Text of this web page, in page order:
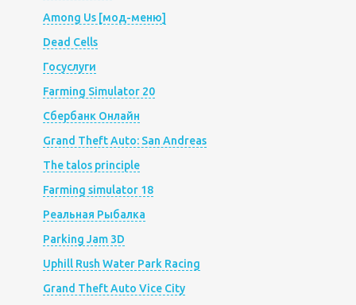
Among Us [мод-меню]
Dead Cells
Госуслуги
Farming Simulator 20
Сбербанк Онлайн
Grand Theft Auto: San Andreas
The talos principle
Farming simulator 18
Реальная Рыбалка
Parking Jam 3D
Uphill Rush Water Park Racing
Grand Theft Auto Vice City